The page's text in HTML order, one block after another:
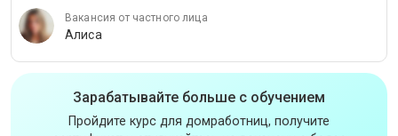
Вакансия от частного лица
Алиса
Зарабатывайте больше с обучением
Пройдите курс для домработниц, получите